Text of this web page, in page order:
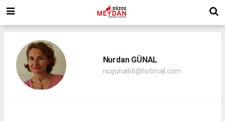
Nurdan GÜNAL
nugunal66@hotmail.com